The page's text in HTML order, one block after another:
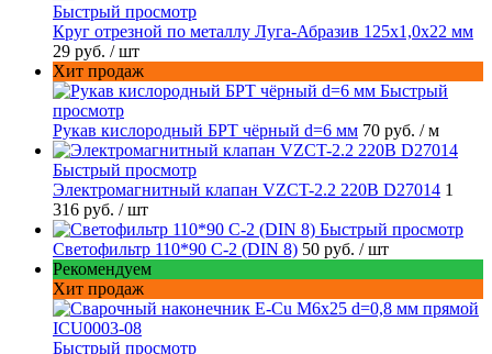
Быстрый просмотр
Круг отрезной по металлу Луга-Абразив 125x1,0x22 мм
29 руб. / шт
Хит продаж
Быстрый
просмотр
Рукав кислородный БРТ чёрный d=6 мм 70 руб. / м
Быстрый просмотр
Электромагнитный клапан VZCT-2.2 220В D27014 1
316 руб. / шт
Быстрый просмотр
Светофильтр 110*90 С-2 (DIN 8) 50 руб. / шт
Рекомендуем
Хит продаж
Быстрый просмотр